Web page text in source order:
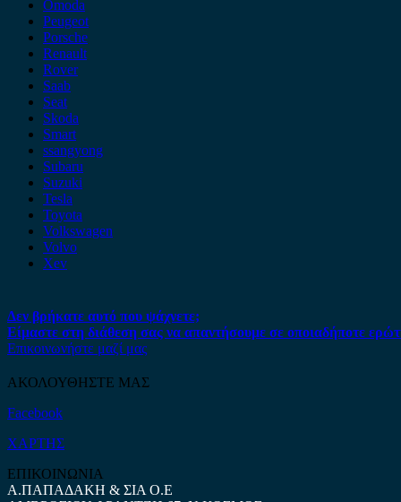
Omoda
Peugeot
Porsche
Renault
Rover
Saab
Seat
Skoda
Smart
ssangyong
Subaru
Suzuki
Tesla
Toyota
Volkswagen
Volvo
Xev
Δεν βρήκατε αυτό που ψάχνετε;
Είμαστε στη διάθεση σας να απαντήσουμε σε οποιαδήποτε
Επικοινωνήστε μαζί μας
ΑΚΟΛΟΥΘΗΣΤΕ ΜΑΣ
Facebook
ΧΑΡΤΗΣ
ΕΠΙΚΟΙΝΩΝΙΑ
Α.ΠΑΠΑΔΑΚΗ & ΣΙΑ Ο.Ε